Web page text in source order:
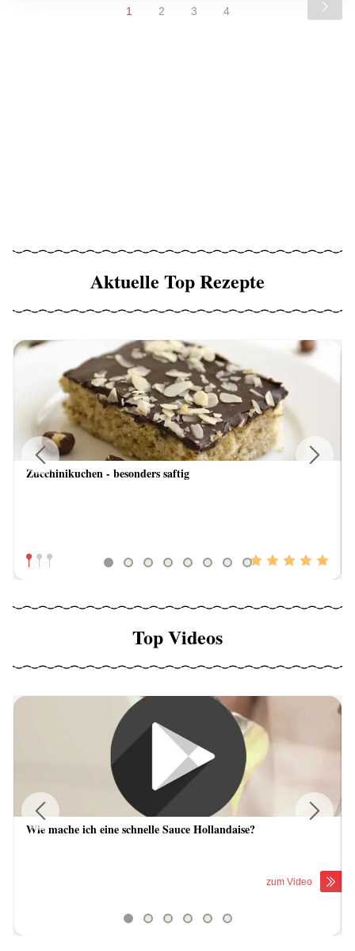
1 2 3 4
Aktuelle Top Rezepte
Zucchinikuchen - besonders saftig
Previous
Top Videos
Wie mache ich eine schnelle Sauce Hollandaise?
zum Video
Previous